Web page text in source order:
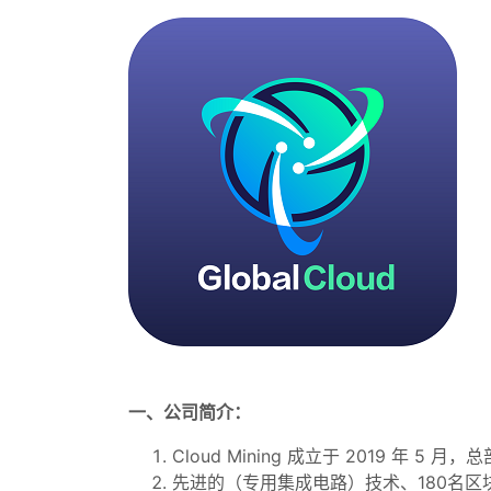
一、公司简介：
Cloud Mining 成立于 2019 年 5 月，总
先进的（专用集成电路）技术、180名区